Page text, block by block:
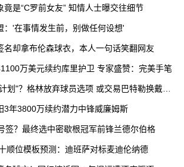
是“C罗前女友” 知情人士曝交往细节
：'在事情发生前，别做任何设想'
名却拿布伦森球衣，本人一句话笑翻网友
万美元续约库里护卫 专家盛赞：完美手笔
划"？格林放弃球员选项 或交易巴特勒换戴维
3年3800万续约潜力中锋威廉姆斯
签？最终选中密歇根冠军前锋兰德尔伯格
顺位模板预测：迪班萨对标麦迪伦纳德